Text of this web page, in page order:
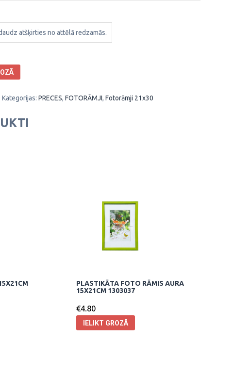
atšķirties no attēlā redzamās.
Kategorijas: PRECES, FOTORĀMJI, Fotorāmji 21x30
PLASTIKĀTA FOTO RĀMIS AURA
15X21CM 1303037
€4.80
IELIKT GROZĀ